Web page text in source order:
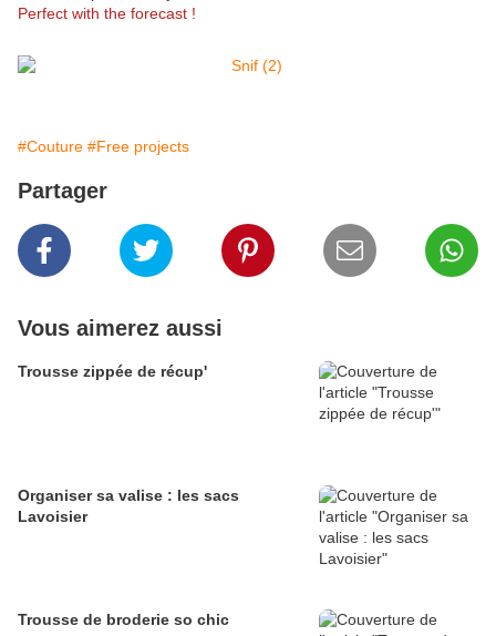
Perfect with the forecast !
#Couture #Free projects
Partager
Vous aimerez aussi
Trousse zippée de récup'
Organiser sa valise : les sacs
Lavoisier
Trousse de broderie so chic